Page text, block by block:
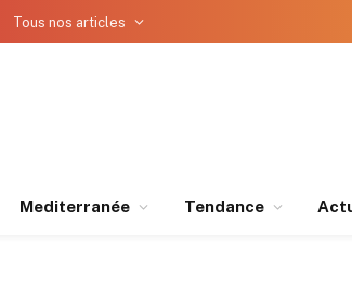
Tous nos articles
Mediterranée Tendance